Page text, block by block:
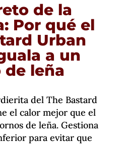
de la
Por qué el
Urban
a un
de leña
del The Bastard
el calor mejor que el
de leña. Gestiona
para evitar que